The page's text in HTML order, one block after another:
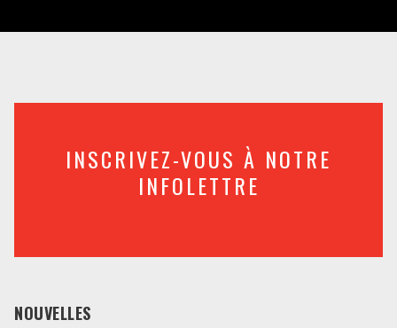
INSCRIVEZ-VOUS À NOTRE
INFOLETTRE
NOUVELLES